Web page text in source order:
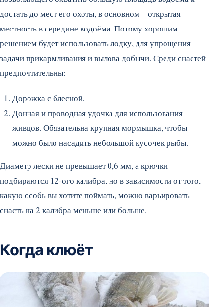
достать до мест его охоты, в основном – открытая
местность в середине водоёма. Потому хорошим
решением будет использовать лодку, для упрощения
задачи прикармливания и вылова добычи. Среди снастей
предпочтительны:
Дорожка с блесной.
Донная и проводная удочка для использования
живцов. Обязательна крупная мормышка, чтобы
можно было насадить небольшой кусочек рыбы.
Диаметр лески не превышает 0,6 мм, а крючки
подбираются 12-ого калибра, но в зависимости от того,
какую особь вы хотите поймать, можно варьировать
снасть на 2 калибра меньше или больше.
Когда клюёт